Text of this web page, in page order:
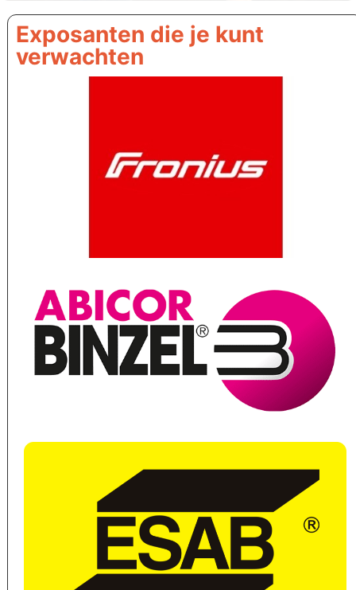
Exposanten die je kunt
verwachten